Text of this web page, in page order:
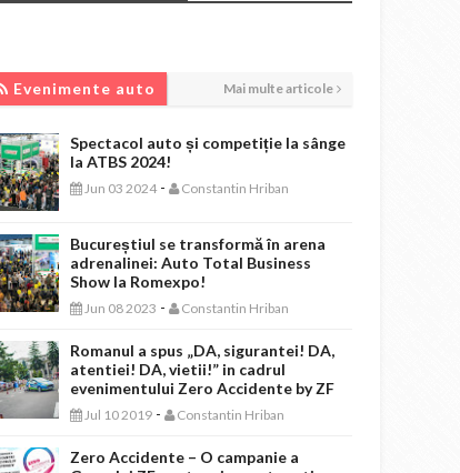
Evenimente auto Mai multe articole
Spectacol auto și competiție la sânge
la ATBS 2024!
Jun 03 2024 - Constantin Hriban
Bucureștiul se transformă în arena
adrenalinei: Auto Total Business
Show la Romexpo!
Jun 08 2023 - Constantin Hriban
Romanul a spus „DA, sigurantei! DA,
atentiei! DA, vietii!” in cadrul
evenimentului Zero Accidente by ZF
Jul 10 2019 - Constantin Hriban
Zero Accidente – O campanie a